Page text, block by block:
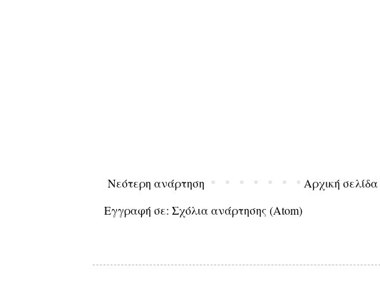
Νεότερη ανάρτηση
Αρχική σελίδα
Εγγραφή σε: Σχόλια ανάρτησης (Atom)